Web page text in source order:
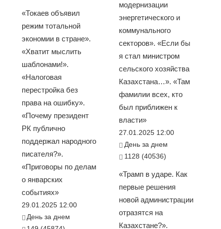
«Токаев объявил
режим тотальной
экономии в стране».
«Хватит мыслить
шаблонами!».
«Налоговая
перестройка без
права на ошибку».
«Почему президент
РК публично
поддержал народного
писателя?».
«Приговоры по делам
о январских
событиях»
29.01.2025 12:00
День за днем
модернизации
энергетического и
коммунального
секторов». «Если бы
я стал министром
сельского хозяйства
Казахстана…». «Там
фамилии всех, кто
был приближен к
власти»
27.01.2025 12:00
День за днем
1128 (40536)
«Трамп в ударе. Как
первые решения
новой администрации
отразятся на
Казахстане?».